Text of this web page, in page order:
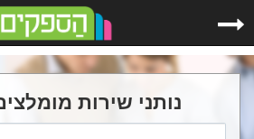
נותני שירות